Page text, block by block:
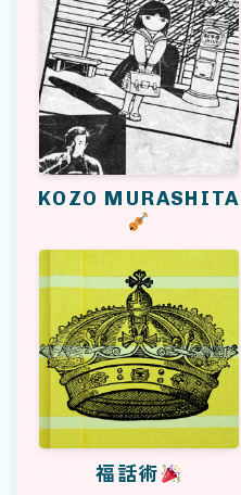
KOZO MURASHITA
福話術